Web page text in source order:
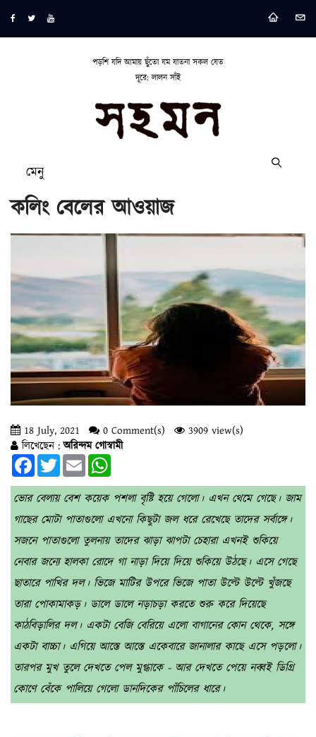
পড়শি যদি আমায় ছুঁতো যম যাতনা সকল যেত
দূরে: লালন সাঁই
মেনু
কলিং বেলের আওয়াজ
18 July, 2021 0 Comment(s)
3909 view(s)
লিখেছেন :অরিন্দম গোস্বামী
FacebookTwitterEmail
ভোর বেলায় বেশ কয়েক পশলা বৃষ্টি হয়ে গেলো। এখন থেমে গেছে। জাম
গাছের মোটা পাতাগুলো এখনো কিছুটা জল ধরে রেখেছে তাদের সর্বাঙ্গে।
সজনে পাতাগুলো তুলনায় তাদের ঝাড়া ঝাপটা চেহারা এখনই শুকিয়ে
নেবার জন্যে হালকা রোদে গা নাড়া দিয়ে দিয়ে শুকিয়ে উঠছে। এসে গেছে
ছাতারে পাখির দল। ভিজে মাটির উপরে ভিজে পাতা উল্টে উল্টে খুঁজছে
তারা পোকামাকড়। ডালে ডালে নড়াচড়া করতে শুরু করে দিয়েছে
কাঠবিড়ালির দল। একটা বেজি বেরিয়ে এলো বাগানের কোন থেকে, সঙ্গে
একটা বাচ্চা। এগিয়ে আস্তে আস্তে একেবারে জানালার কাছে এসে পড়লো।
তারপর মুখ তুলে দেখতে পেল মুগ্ধাকে - আর দেখতে পেয়ে নব্বই ডিগ্রি
কোণে বেঁকে পালিয়ে গেলো ডানদিকের পাঁচিলের ধারে।